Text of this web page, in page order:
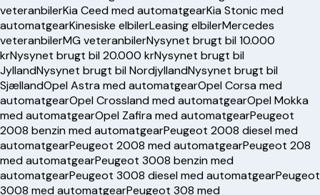
veteranbilerKia Ceed med automatgearKia Stonic med
automatgearKinesiske elbilerLeasing elbilerMercedes
veteranbilerMG veteranbilerNysynet brugt bil 10.000
krNysynet brugt bil 20.000 krNysynet brugt bil
JyllandNysynet brugt bil NordjyllandNysynet brugt bil
SjællandOpel Astra med automatgearOpel Corsa med
automatgearOpel Crossland med automatgearOpel Mokka
med automatgearOpel Zafira med automatgearPeugeot
2008 benzin med automatgearPeugeot 2008 diesel med
automatgearPeugeot 2008 med automatgearPeugeot 208
med automatgearPeugeot 3008 benzin med
automatgearPeugeot 3008 diesel med automatgearPeugeot
3008 med automatgearPeugeot 308 med